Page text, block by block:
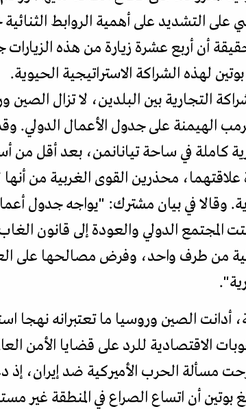
التشديد على أهمية الروابط
أن أربع عشرة زيارة من هذه
التجارية بين البلدين، لا تزال
الهيمنة على جدول الأعمال
كاملة في ساحة تيانانمن، بعد أقل من
علاقتهما، محذرين القوى الغربية من
وقالا في بيان مشترك: "يواجه جدول
المجتمع الدولي والعودة إلى قانون
من طرف واحد، وفرض مصالحها على
الصين وروسيا ما تعتبرانه نهجا
الاقتصادية للرد على قضايا الأمن
مسألة الحرب الأميركية ضد إيران، إذ
بوتين أن اتساع الصراع في المنطقة